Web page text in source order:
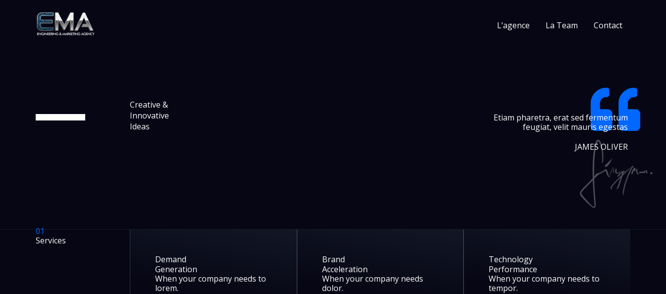
L’agence La Team Contact
Creative &
Innovative
Ideas
Etiam pharetra, erat sed fermentum
feugiat, velit mauris egestas
JAMES OLIVER
01
Services
Demand
Generation
When your company needs to
lorem.
Brand
Acceleration
When your company needs
dolor.
Technology
Performance
When your company needs to
tempor.